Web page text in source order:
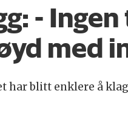
-
med
har blitt enklere å